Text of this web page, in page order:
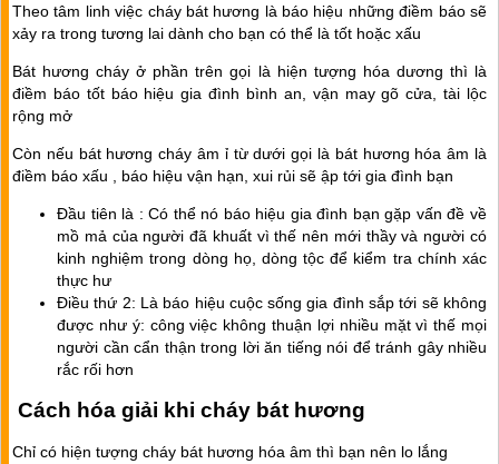
Theo tâm linh việc cháy bát hương là báo hiệu những điềm báo sẽ
xảy ra trong tương lai dành cho bạn có thể là tốt hoặc xấu
Bát hương cháy ở phần trên gọi là hiện tượng hóa dương thì là
điềm báo tốt báo hiệu gia đình bình an, vận may gõ cửa, tài lộc
rộng mở
Còn nếu bát hương cháy âm ỉ từ dưới gọi là bát hương hóa âm là
điềm báo xấu , báo hiệu vận hạn, xui rủi sẽ ập tới gia đình bạn
Đầu tiên là : Có thể nó báo hiệu gia đình bạn gặp vấn đề về
mồ mả của người đã khuất vì thế nên mới thầy và người có
kinh nghiệm trong dòng họ, dòng tộc để kiểm tra chính xác
thực hư
Điều thứ 2: Là báo hiệu cuộc sống gia đình sắp tới sẽ không
được như ý: công việc không thuận lợi nhiều mặt vì thế mọi
người cần cẩn thận trong lời ăn tiếng nói để tránh gây nhiều
rắc rối hơn
Cách hóa giải khi cháy bát hương
Chỉ có hiện tượng cháy bát hương hóa âm thì bạn nên lo lắng